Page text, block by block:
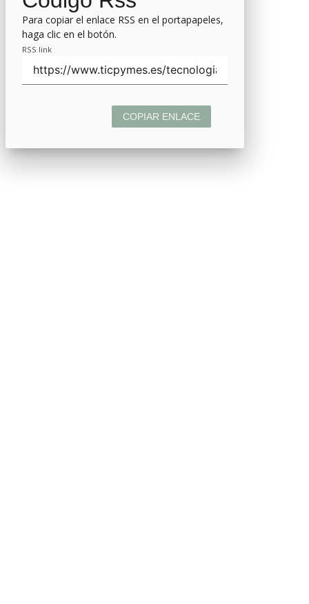
Para copiar el enlace RSS en el portapapeles,
haga clic en el botón.
RSS link
COPIAR ENLACE